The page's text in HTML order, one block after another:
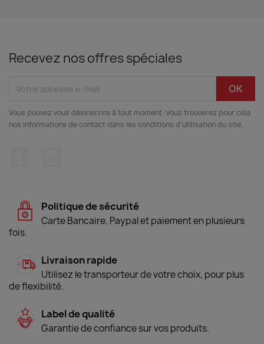
Recevez nos offres spéciales
Vous pouvez vous désinscrire à tout moment. Vous trouverez pour cela
nos informations de contact dans les conditions d'utilisation du site.
Politique de sécurité
Carte Bancaire, Paypal et paiement en plusieurs
fois.
Livraison rapide
Utilisez le transporteur de votre choix, pour plus
de flexibilité.
Label de qualité
Garantie de confiance sur vos produits.